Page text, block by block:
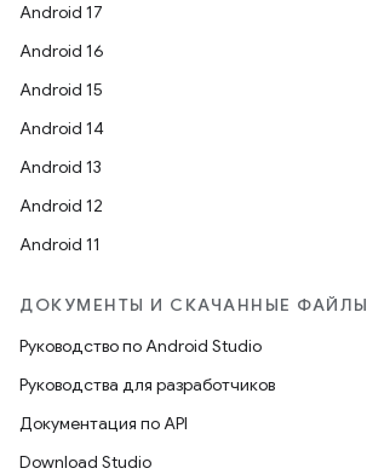
Android 17
Android 16
Android 15
Android 14
Android 13
Android 12
Android 11
ДОКУМЕНТЫ И СКАЧАННЫЕ ФАЙЛЫ
Руководство по Android Studio
Руководства для разработчиков
Документация по API
Download Studio